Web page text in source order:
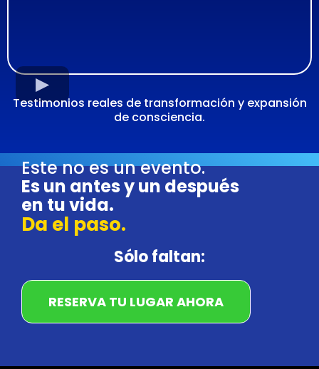
Testimonios reales de transformación y expansión
de consciencia.
Este no es un evento.
Es un antes y un después
en tu vida.
Da el paso.
Sólo faltan:
RESERVA TU LUGAR AHORA